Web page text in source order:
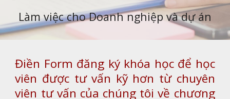
Làm việc cho Doanh nghiệp và dự án
Điền Form đăng ký khóa học để học
viên được tư vấn kỹ hơn từ chuyên
viên tư vấn của chúng tôi về chương